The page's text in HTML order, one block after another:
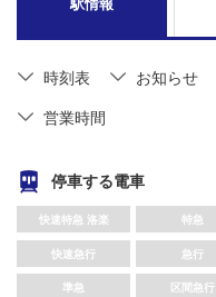
駅情報
時刻表 お知らせ
営業時間
停車する電車
快速特急 洛楽 特急
快速急行 急行
準急 区間急行